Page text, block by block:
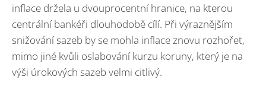
inflace držela u dvouprocentní hranice, na kterou
centrální bankéři dlouhodobě cílí. Při výraznějším
snižování sazeb by se mohla inflace znovu rozhořet,
mimo jiné kvůli oslabování kurzu koruny, který je na
výši úrokových sazeb velmi citlivý.